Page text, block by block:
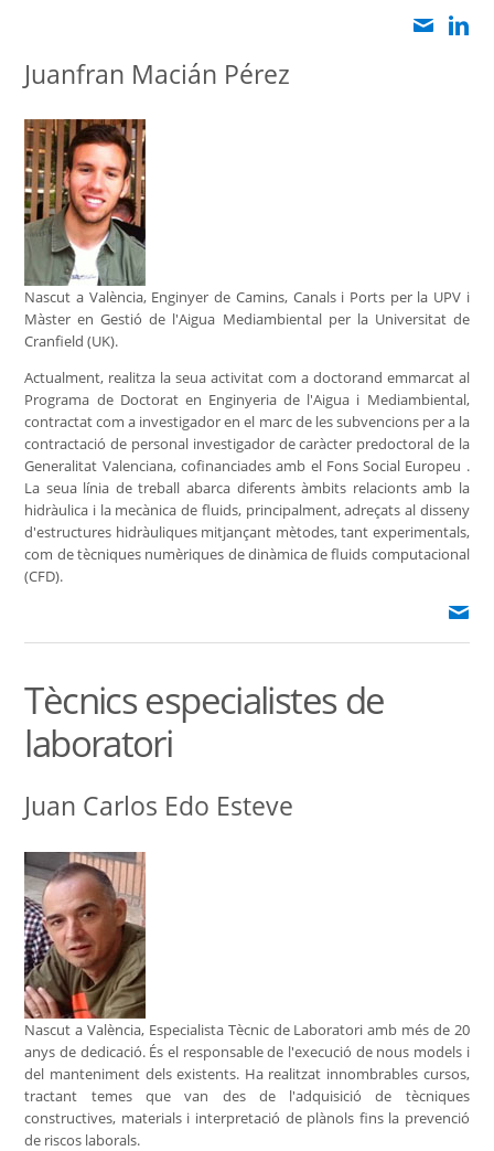
Juanfran Macián Pérez
Nascut a València, Enginyer de Camins, Canals i Ports per la UPV i
Màster en Gestió de l'Aigua Mediambiental per la Universitat de
Cranfield (UK).
Actualment, realitza la seua activitat com a doctorand emmarcat al
Programa de Doctorat en Enginyeria de l'Aigua i Mediambiental,
contractat com a investigador en el marc de les subvencions per a la
contractació de personal investigador de caràcter predoctoral de la
Generalitat Valenciana, cofinanciades amb el Fons Social Europeu .
La seua línia de treball abarca diferents àmbits relacionts amb la
hidràulica i la mecànica de fluids, principalment, adreçats al disseny
d'estructures hidràuliques mitjançant mètodes, tant experimentals,
com de tècniques numèriques de dinàmica de fluids computacional
(CFD).
Tècnics especialistes de
laboratori
Juan Carlos Edo Esteve
Nascut a València, Especialista Tècnic de Laboratori amb més de 20
anys de dedicació. És el responsable de l'execució de nous models i
del manteniment dels existents. Ha realitzat innombrables cursos,
tractant temes que van des de l'adquisició de tècniques
constructives, materials i interpretació de plànols fins la prevenció
de riscos laborals.